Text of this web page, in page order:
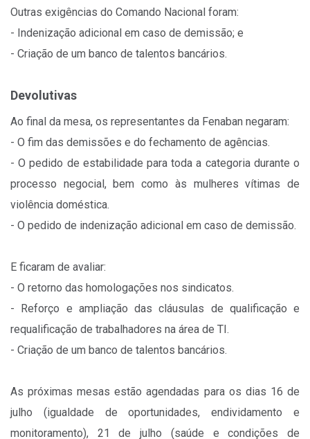
Outras exigências do Comando Nacional foram:
- Indenização adicional em caso de demissão; e
- Criação de um banco de talentos bancários.
Devolutivas
Ao final da mesa, os representantes da Fenaban negaram:
- O fim das demissões e do fechamento de agências.
- O pedido de estabilidade para toda a categoria durante o
processo negocial, bem como às mulheres vítimas de
violência doméstica.
- O pedido de indenização adicional em caso de demissão.
E ficaram de avaliar:
- O retorno das homologações nos sindicatos.
- Reforço e ampliação das cláusulas de qualificação e
requalificação de trabalhadores na área de TI.
- Criação de um banco de talentos bancários.
As próximas mesas estão agendadas para os dias 16 de
julho (igualdade de oportunidades, endividamento e
monitoramento), 21 de julho (saúde e condições de